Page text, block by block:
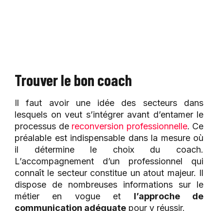
Trouver le bon coach
Il faut avoir une idée des secteurs dans
lesquels on veut s’intégrer avant d’entamer le
processus de reconversion professionnelle. Ce
préalable est indispensable dans la mesure où
il détermine le choix du coach.
L’accompagnement d’un professionnel qui
connaît le secteur constitue un atout majeur. Il
dispose de nombreuses informations sur le
métier en vogue et l’approche de
communication adéquate pour y réussir.